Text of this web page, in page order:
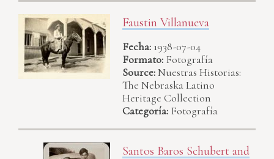
Faustin Villanueva
Fecha: 1938-07-04
Formato: Fotografía
Source:Nuestras Historias:
The Nebraska Latino
Heritage Collection
Categoría: Fotografía
Santos Baros Schubert and